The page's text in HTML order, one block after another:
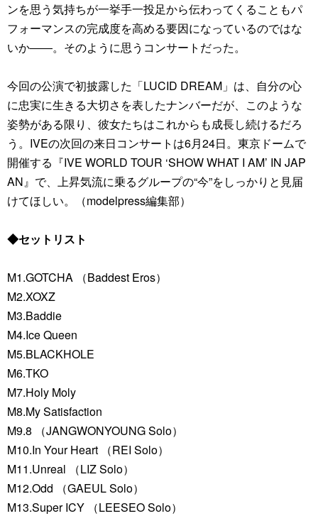
ンを思う気持ちが一挙手一投足から伝わってくることもパ
フォーマンスの完成度を高める要因になっているのではな
いか――。そのように思うコンサートだった。
今回の公演で初披露した「LUCID DREAM」は、自分の心
に忠実に生きる大切さを表したナンバーだが、このような
姿勢がある限り、彼女たちはこれからも成長し続けるだろ
う。IVEの次回の来日コンサートは6月24日。東京ドームで
開催する『IVE WORLD TOUR ‘SHOW WHAT I AM’ IN JAP
AN』で、上昇気流に乗るグループの“今”をしっかりと見届
けてほしい。（modelpress編集部）
◆セットリスト
M1.GOTCHA （Baddest Eros）
M2.XOXZ
M3.Baddie
M4.Ice Queen
M5.BLACKHOLE
M6.TKO
M7.Holy Moly
M8.My Satisfaction
M9.8 （JANGWONYOUNG Solo）
M10.In Your Heart （REI Solo）
M11.Unreal （LIZ Solo）
M12.Odd （GAEUL Solo）
M13.Super ICY （LEESEO Solo）